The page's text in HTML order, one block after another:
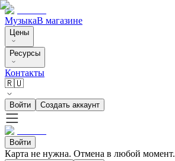
МузыкаВ магазине
Цены
Ресурсы
Контакты
🇷🇺
Войти Создать аккаунт
Войти
Карта не нужна. Отмена в любой момент.